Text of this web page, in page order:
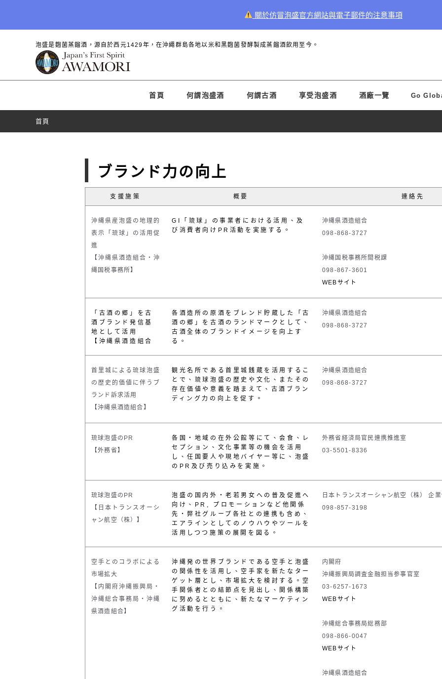
關於仿冒泡盛官方網站與電子郵件的注意事項
泡盛是麴菌蒸餾酒，源自於西元1429年，在沖繩群島各地以米和黑麴菌發酵製成蒸餾酒飲用至今。
首頁 何謂泡盛酒 何謂古酒 享受泡盛酒 酒廠一覽 Go
首頁
ブランド力の向上
支援施策 概要 連絡先
沖縄県産泡盛の地理的
表示「琉球」の活用促
進
【沖縄県酒造組合・沖
縄国税事務所】
GI「琉球」の事業者における活用、及
び消費者向け PR 活動を実施する。
沖縄県酒造組合
098-868-3727
沖縄国税事務所間税課
098-867-3601
WEBサイト
「古酒の郷」を古
酒ブランド発信基
地として活用
【沖縄県酒造組合
各酒造所の原酒をブレンド貯蔵した「古
酒の郷」を古酒のランドマークとして、
古酒全体のブランドイメージを向上す
る。
沖縄県酒造組合
098-868-3727
首里城による琉球泡盛
の歴史的価値に伴うブ
ランド訴求活用
【沖縄県酒造組合】
観光名所である首里城銭蔵を活用するこ
とで、琉球泡盛の歴史や文化、またその
存在価値や意義を踏まえて、古酒ブラン
ディング力の向上を促す。
沖縄県酒造組合
098-868-3727
琉球泡盛の PR
【外務省】
各国・地域の在外公館等にて、会食、レ
セプション、文化事業等の機会を活用
し、任国要人や現地バイヤー等に、泡盛
の PR 及び売り込みを実施。
外務省経済局官民連携推進室
03-5501-8336
琉球泡盛の PR
【日本トランスオーシ
ャン航空（株）】
泡盛の国内外・老若男女への普及促進へ
向け、PR, プロモーションなど他関係
先・弊社グループ各社との連携も含め、
エアラインとしてのノウハウやツールを
活用しつつ施策の展開を図る。
日本トランスオーシャン航空（株） 企
098-857-3198
空手とのコラボによる
市場拡大
【内閣府沖縄振興局・
沖縄総合事務局・沖縄
県酒造組合】
沖縄発の世界ブランドである空手と泡盛
の関係性を活用し、空手家を新たなター
ゲット層とし、市場拡大を検討する。空
手関係者との結節点を見出し、関係構築
に努めるとともに、新たなマーケティン
グ活動を行う。
内閣府
沖縄振興局調査金融担当参事官室
03-6257-1673
WEBサイト
沖縄総合事務局総務部
098-866-0047
WEBサイト
沖縄県酒造組合